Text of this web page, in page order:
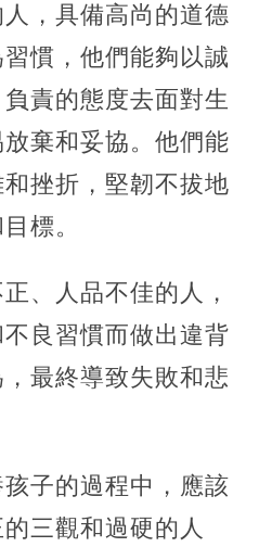
，具備高尚的道德
慣，他們能夠以誠
責的態度去面對生
棄和妥協。他們能
挫折，堅韌不拔地
標。
、人品不佳的人，
良習慣而做出違背
最終導致失敗和悲
子的過程中，應該
三觀和過硬的人